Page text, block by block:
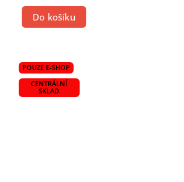
Do košíku
POUZE E-SHOP
CENTRÁLNÍ
SKLAD